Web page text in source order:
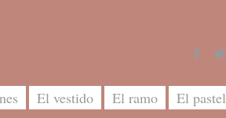
El vestido El ramo El pastel